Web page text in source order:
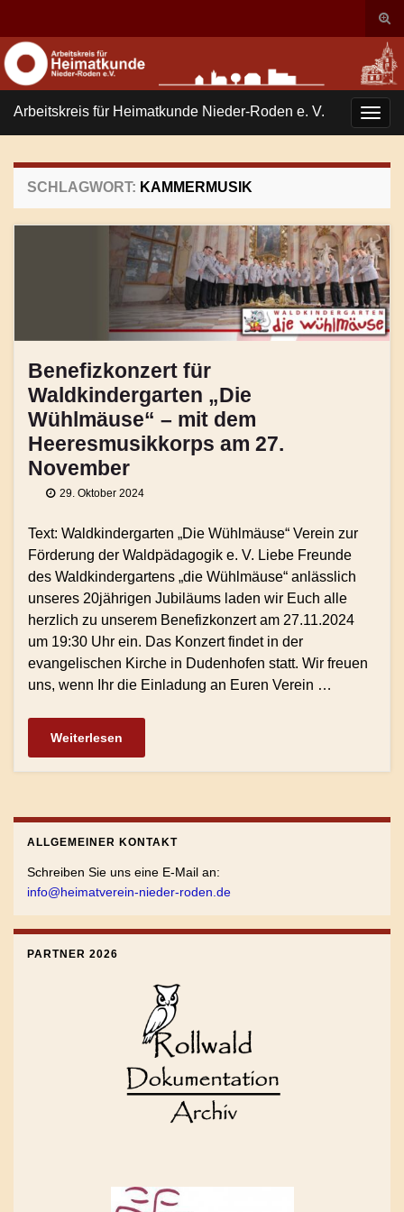
Search for:
Arbeitskreis für Heimatkunde Nieder-Roden e. V.
SCHLAGWORT: KAMMERMUSIK
Benefizkonzert für
Waldkindergarten „Die
Wühlmäuse“ – mit dem
Heeresmusikkorps am 27.
November
29. Oktober 2024
Text: Waldkindergarten „Die Wühlmäuse“ Verein zur
Förderung der Waldpädagogik e. V. Liebe Freunde
des Waldkindergartens „die Wühlmäuse“ anlässlich
unseres 20jährigen Jubiläums laden wir Euch alle
herzlich zu unserem Benefizkonzert am 27.11.2024
um 19:30 Uhr ein. Das Konzert findet in der
evangelischen Kirche in Dudenhofen statt. Wir freuen
uns, wenn Ihr die Einladung an Euren Verein …
Weiterlesen
ALLGEMEINER KONTAKT
Schreiben Sie uns eine E-Mail an:
info@heimatverein-nieder-roden.de
PARTNER 2026